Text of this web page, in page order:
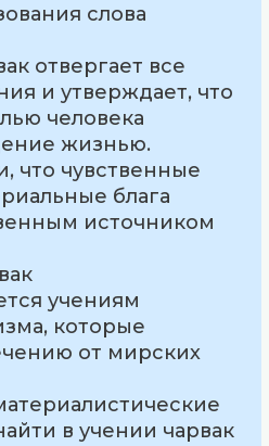
слова
отвергает все
и утверждает, что
человека
жизнью.
что чувственные
блага
источником
учениям
которые
от мирских
в учении чарвак